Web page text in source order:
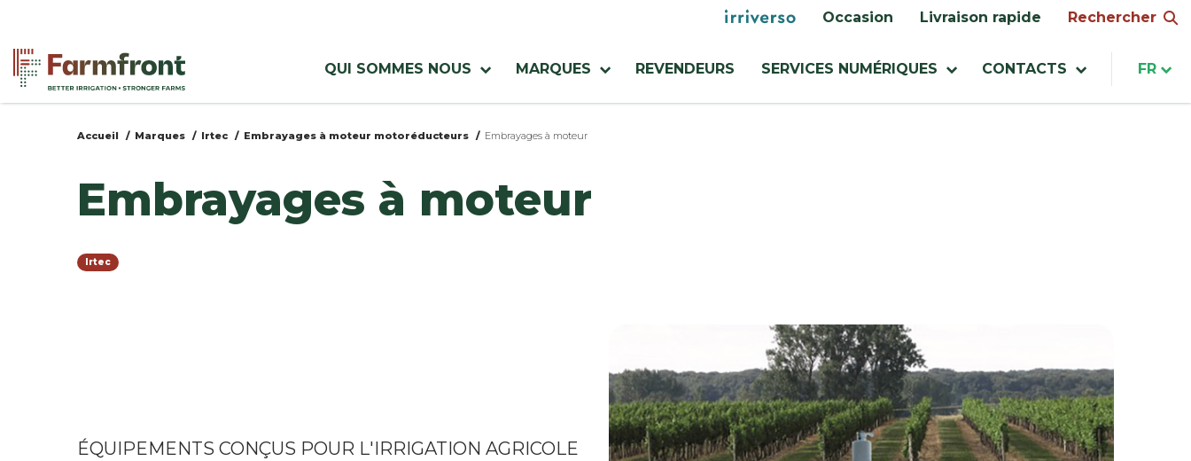
contenu
principal
Vous
êtes
ici
Accueil Marques Irtec Embrayages à moteur motoréducteurs Embrayages à moteur
Embrayages à moteur
Irtec
ÉQUIPEMENTS CONÇUS POUR L'IRRIGATION AGRICOLE
Menu
Occasion Livraison rapide Rechercher
azienda
QUI SOMMES NOUS MARQUES REVENDEURS SERVICES NUMÉRIQUES CONTACTS FR